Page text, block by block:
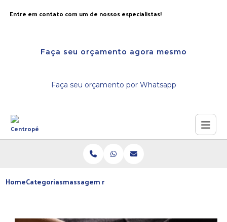
Entre em contato com um de nossos especialistas!
Faça seu orçamento agora mesmo
Faça seu orçamento por Whatsapp
HomeCategoriasmassagem nos pes dormir